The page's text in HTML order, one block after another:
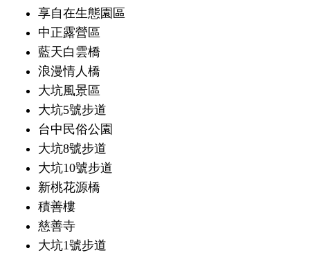
享自在生態園區
中正露營區
藍天白雲橋
浪漫情人橋
大坑風景區
大坑5號步道
台中民俗公園
大坑8號步道
大坑10號步道
新桃花源橋
積善樓
慈善寺
大坑1號步道